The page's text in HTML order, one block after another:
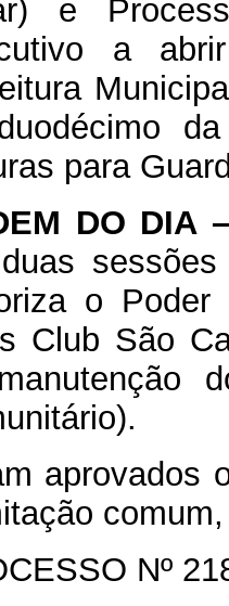
e
a
para
DO DIA –
o
Club São
aprovados
Nº